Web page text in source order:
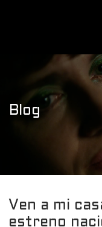
Blog
Ven a mi
estreno